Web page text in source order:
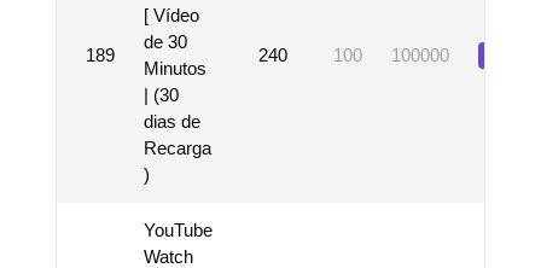
189
[ Vídeo
de 30
Minutos
| (30
dias de
Recarga
)
240 100 100000
YouTube
Watch